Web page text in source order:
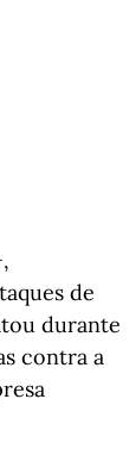
de
durante
contra a